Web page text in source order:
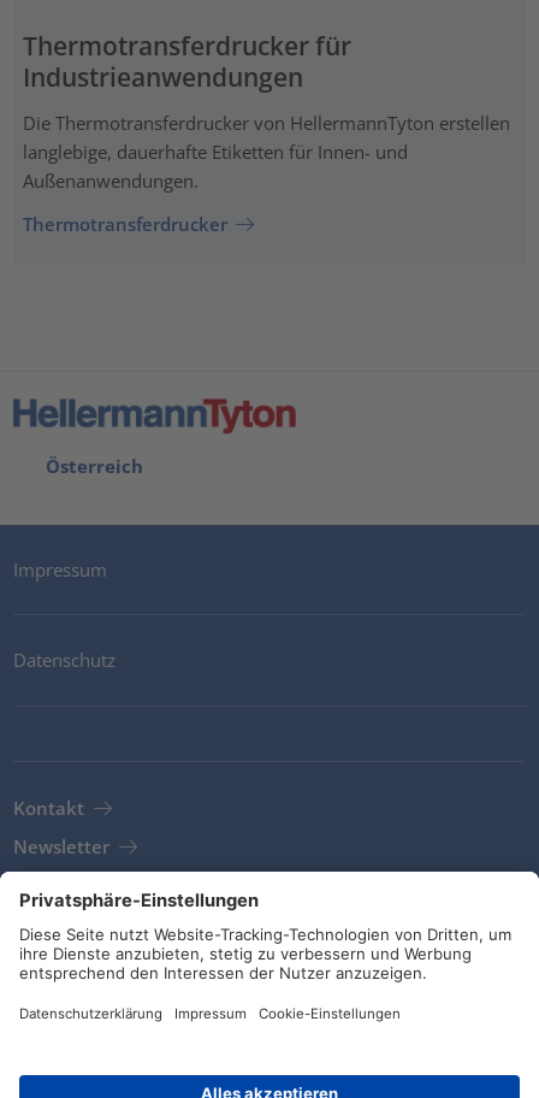
Thermotransferdrucker für
Industrieanwendungen
Die Thermotransferdrucker von HellermannTyton erstellen
langlebige, dauerhafte Etiketten für Innen- und
Außenanwendungen.
Thermotransferdrucker
Österreich
Impressum
Datenschutz
Kontakt
Newsletter
AGB
Richtlinien und Bekenntnisse
Soziale Medien